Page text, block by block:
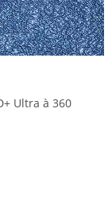
Ultra à 360